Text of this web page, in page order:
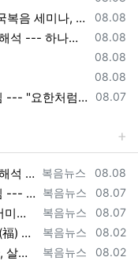
등록일
08.08
지역서 시작
등록일
08.08
선교) 길에 나서자"
등록일
08.08
등록일
08.08
등록일
08.07
님만 높이며 살자"
등록자
복음뉴스 등록일
08.08
] ==> ht…
등록자
복음뉴스 등록일
08.07
==> https…
등록자
복음뉴스 등록일
08.07
등록자
복음뉴스 등록일
08.02
조정칠 목사의 마지막 유고 - 홍수와 복(福) 자(字) [2026년 8월 1일 토요일 자 뉴욕일보 기사] ==> https://www.bogeu…
등록자
복음뉴스 등록일
08.02
"그리스도인은 죽음 두려워하지 않지만, 살아 있는 동안 다른 사람의 유익 + 믿음의 진보 위해 살아야" [2026년 7월 31일 금요일 자 뉴욕…